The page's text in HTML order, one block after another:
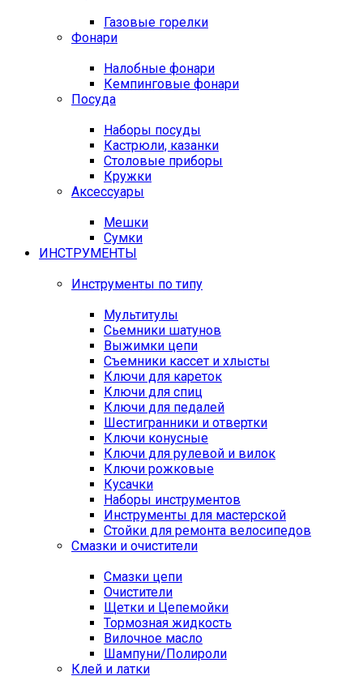
Газовые горелки
Фонари
Налобные фонари
Кемпинговые фонари
Посуда
Наборы посуды
Кастрюли, казанки
Столовые приборы
Кружки
Аксессуары
Мешки
Сумки
ИНСТРУМЕНТЫ
Инструменты по типу
Мультитулы
Сьемники шатунов
Выжимки цепи
Съемники кассет и хлысты
Ключи для кареток
Ключи для спиц
Ключи для педалей
Шестигранники и отвертки
Ключи конусные
Ключи для рулевой и вилок
Ключи рожковые
Кусачки
Наборы инструментов
Инструменты для мастерской
Стойки для ремонта велосипедов
Смазки и очистители
Смазки цепи
Очистители
Щетки и Цепемойки
Тормозная жидкость
Вилочное масло
Шампуни/Полироли
Клей и латки